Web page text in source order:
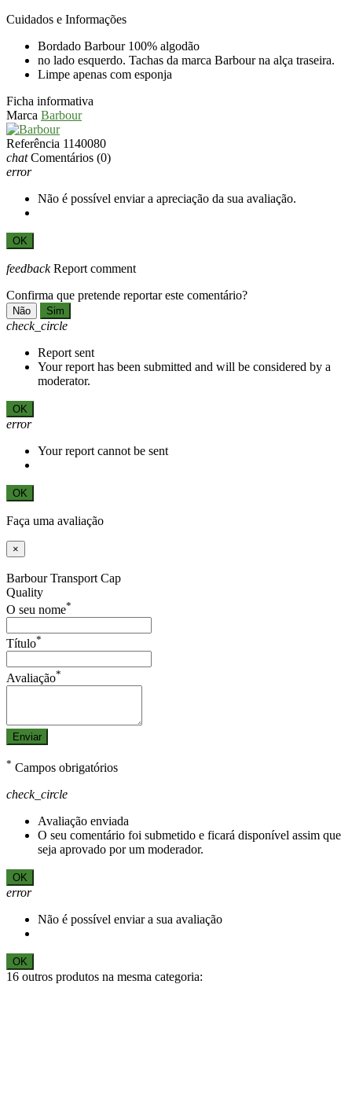
Cuidados e Informações
Bordado Barbour 100% algodão
no lado esquerdo. Tachas da marca Barbour na alça traseira.
Limpe apenas com esponja
Ficha informativa
Marca Barbour
Referência 1140080
chat Comentários (0)
error
Não é possível enviar a apreciação da sua avaliação.
OK
feedback Report comment
Confirma que pretende reportar este comentário?
Não Sim
check_circle
Report sent
Your report has been submitted and will be considered by a
moderator.
OK
error
Your report cannot be sent
OK
Faça uma avaliação
×
Barbour Transport Cap
Quality
O seu nome*
Título*
Avaliação*
Enviar
* Campos obrigatórios
check_circle
Avaliação enviada
O seu comentário foi submetido e ficará disponível assim que
seja aprovado por um moderador.
OK
error
Não é possível enviar a sua avaliação
OK
16 outros produtos na mesma categoria: